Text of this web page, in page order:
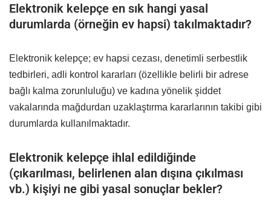
Elektronik kelepçe en sık hangi yasal
durumlarda (örneğin ev hapsi) takılmaktadır?
Elektronik kelepçe; ev hapsi cezası, denetimli serbestlik
tedbirleri, adli kontrol kararları (özellikle belirli bir adrese
bağlı kalma zorunluluğu) ve kadına yönelik şiddet
vakalarında mağdurdan uzaklaştırma kararlarının takibi gibi
durumlarda kullanılmaktadır.
Elektronik kelepçe ihlal edildiğinde
(çıkarılması, belirlenen alan dışına çıkılması
vb.) kişiyi ne gibi yasal sonuçlar bekler?